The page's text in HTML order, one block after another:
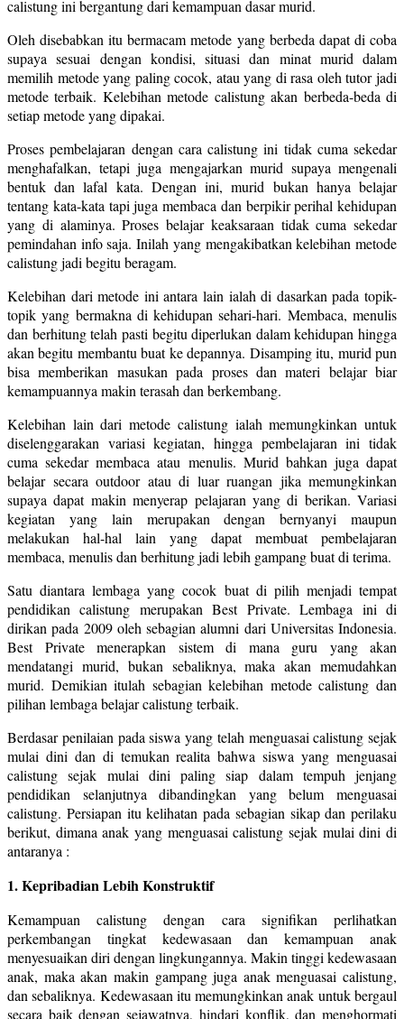
calistung ini bergantung dari kemampuan dasar murid.
Oleh disebabkan itu bermacam metode yang berbeda dapat di coba
supaya sesuai dengan kondisi, situasi dan minat murid dalam
memilih metode yang paling cocok, atau yang di rasa oleh tutor jadi
metode terbaik. Kelebihan metode calistung akan berbeda-beda di
setiap metode yang dipakai.
Proses pembelajaran dengan cara calistung ini tidak cuma sekedar
menghafalkan, tetapi juga mengajarkan murid supaya mengenali
bentuk dan lafal kata. Dengan ini, murid bukan hanya belajar
tentang kata-kata tapi juga membaca dan berpikir perihal kehidupan
yang di alaminya. Proses belajar keaksaraan tidak cuma sekedar
pemindahan info saja. Inilah yang mengakibatkan kelebihan metode
calistung jadi begitu beragam.
Kelebihan dari metode ini antara lain ialah di dasarkan pada topik-
topik yang bermakna di kehidupan sehari-hari. Membaca, menulis
dan berhitung telah pasti begitu diperlukan dalam kehidupan hingga
akan begitu membantu buat ke depannya. Disamping itu, murid pun
bisa memberikan masukan pada proses dan materi belajar biar
kemampuannya makin terasah dan berkembang.
Kelebihan lain dari metode calistung ialah memungkinkan untuk
diselenggarakan variasi kegiatan, hingga pembelajaran ini tidak
cuma sekedar membaca atau menulis. Murid bahkan juga dapat
belajar secara outdoor atau di luar ruangan jika memungkinkan
supaya dapat makin menyerap pelajaran yang di berikan. Variasi
kegiatan yang lain merupakan dengan bernyanyi maupun
melakukan hal-hal lain yang dapat membuat pembelajaran
membaca, menulis dan berhitung jadi lebih gampang buat di terima.
Satu diantara lembaga yang cocok buat di pilih menjadi tempat
pendidikan calistung merupakan Best Private. Lembaga ini di
dirikan pada 2009 oleh sebagian alumni dari Universitas Indonesia.
Best Private menerapkan sistem di mana guru yang akan
mendatangi murid, bukan sebaliknya, maka akan memudahkan
murid. Demikian itulah sebagian kelebihan metode calistung dan
pilihan lembaga belajar calistung terbaik.
Berdasar penilaian pada siswa yang telah menguasai calistung sejak
mulai dini dan di temukan realita bahwa siswa yang menguasai
calistung sejak mulai dini paling siap dalam tempuh jenjang
pendidikan selanjutnya dibandingkan yang belum menguasai
calistung. Persiapan itu kelihatan pada sebagian sikap dan perilaku
berikut, dimana anak yang menguasai calistung sejak mulai dini di
antaranya :
1. Kepribadian Lebih Konstruktif
Kemampuan calistung dengan cara signifikan perlihatkan
perkembangan tingkat kedewasaan dan kemampuan anak
menyesuaikan diri dengan lingkungannya. Makin tinggi kedewasaan
anak, maka akan makin gampang juga anak menguasai calistung,
dan sebaliknya. Kedewasaan itu memungkinkan anak untuk bergaul
secara baik dengan sejawatnya, hindari konflik, dan menghormati